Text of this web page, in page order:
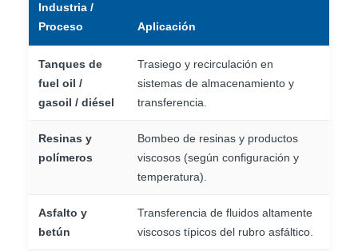
Industria /
Proceso
Aplicación
Tanques de
fuel oil /
gasoil / diésel
Trasiego y recirculación en
sistemas de almacenamiento y
transferencia.
Resinas y
polímeros
Bombeo de resinas y productos
viscosos (según configuración y
temperatura).
Asfalto y
betún
Transferencia de fluidos altamente
viscosos típicos del rubro asfáltico.